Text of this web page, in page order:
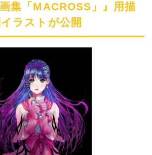
画集「MACROSS」』用描
ラストが公開